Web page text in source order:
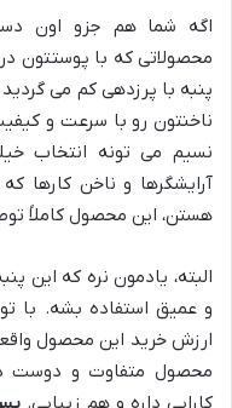
اگه شما هم جزو اون
محصولاتی که با پوستتون
پنبه با پرزدهی کم می
ناخنتون رو با سرعت و
نسیم می تونه انتخاب
آرایشگرها و ناخن کارها
هستن، این محصول کاملاً
البته، یادمون نره که این
و عمیق استفاده بشه. با
ارزش خرید این محصول
محصول متفاوت و دوست